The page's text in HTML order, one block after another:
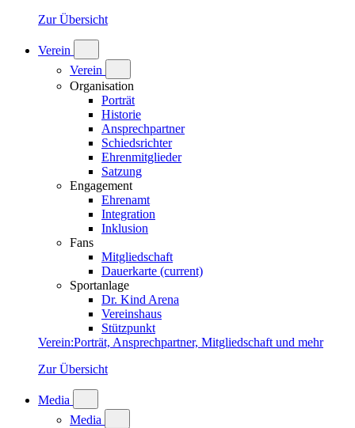
Zur Übersicht
Verein
Verein
Organisation
Porträt
Historie
Ansprechpartner
Schiedsrichter
Ehrenmitglieder
Satzung
Engagement
Ehrenamt
Integration
Inklusion
Fans
Mitgliedschaft
Dauerkarte (current)
Sportanlage
Dr. Kind Arena
Vereinshaus
Stützpunkt
Verein:Porträt, Ansprechpartner, Mitgliedschaft und mehr
Zur Übersicht
Media
Media